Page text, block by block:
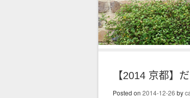
【2014 京都】
Posted on 2014-12-26 by